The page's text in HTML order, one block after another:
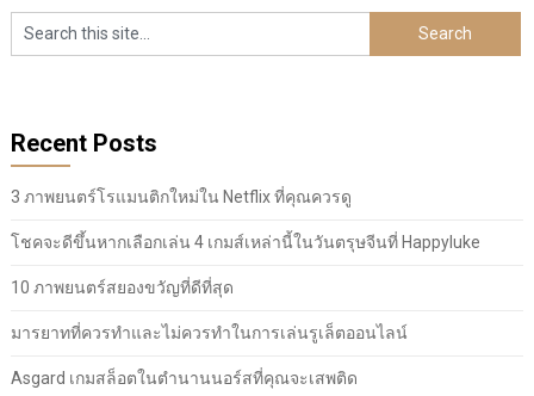
Recent Posts
3 ภาพยนตร์โรแมนติกใหม่ใน Netflix ที่คุณควรดู
โชคจะดีขึ้นหากเลือกเล่น 4 เกมส์เหล่านี้ในวันตรุษจีนที่ Happyluke
10 ภาพยนตร์สยองขวัญที่ดีที่สุด
มารยาทที่ควรทำและไม่ควรทำในการเล่นรูเล็ตออนไลน์
Asgard เกมสล็อตในตำนานนอร์สที่คุณจะเสพติด